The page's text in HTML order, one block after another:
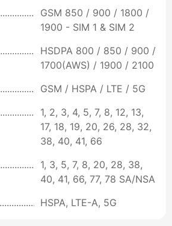
GSM 850 / 900 / 1800 /
1900 - SIM 1 & SIM 2
HSDPA 800 / 850 / 900 /
1700(AWS) / 1900 / 2100
GSM / HSPA / LTE / 5G
1, 2, 3, 4, 5, 7, 8, 12, 13,
17, 18, 19, 20, 26, 28, 32,
38, 40, 41, 66
1, 3, 5, 7, 8, 20, 28, 38,
40, 41, 66, 77, 78 SA/NSA
HSPA, LTE-A, 5G